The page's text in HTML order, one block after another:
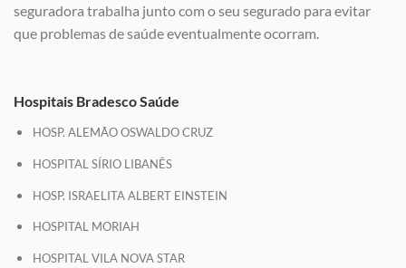
seguradora trabalha junto com o seu segurado para evitar
que problemas de saúde eventualmente ocorram.
Hospitais Bradesco Saúde
HOSP. ALEMÃO OSWALDO CRUZ
HOSPITAL SÍRIO LIBANÊS
HOSP. ISRAELITA ALBERT EINSTEIN
HOSPITAL MORIAH
HOSPITAL VILA NOVA STAR